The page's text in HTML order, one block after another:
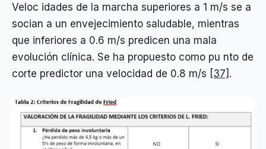
Veloc idades de la marcha superiores a 1 m/s se a
socian a un envejecimiento saludable, mientras
que inferiores a 0.6 m/s predicen una mala
evolución clínica. Se ha propuesto como pu nto de
corte predictor una velocidad de 0.8 m/s [37] .